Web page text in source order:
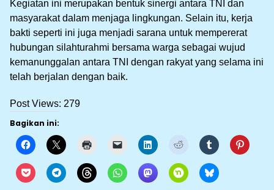
Kegiatan ini merupakan bentuk sinergi antara TNI dan
masyarakat dalam menjaga lingkungan. Selain itu, kerja
bakti seperti ini juga menjadi sarana untuk mempererat
hubungan silahturahmi bersama warga sebagai wujud
kemanunggalan antara TNI dengan rakyat yang selama ini
telah berjalan dengan baik.
Post Views: 279
Bagikan ini: